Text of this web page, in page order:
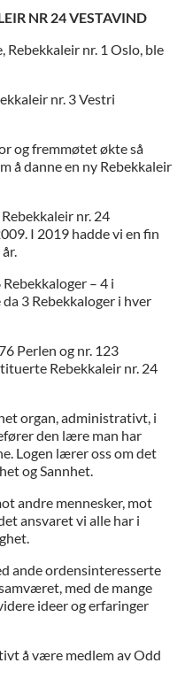
NR 24 VESTAVIND
Rebekkaleir nr. 1 Oslo, ble
nr. 3 Vestri
og fremmøtet økte så
å danne en ny Rebekkaleir
nr. 24
I 2019 hadde vi en fin
– 4 i
3 Rebekkaloger i hver
Perlen og nr. 123
Rebekkaleir nr. 24
organ, administrativt, i
den lære man har
Logen lærer oss om det
og Sannhet.
andre mennesker, mot
ansvaret vi alle har i
ande ordensinteresserte
med de mange
ideer og erfaringer
å være medlem av Odd